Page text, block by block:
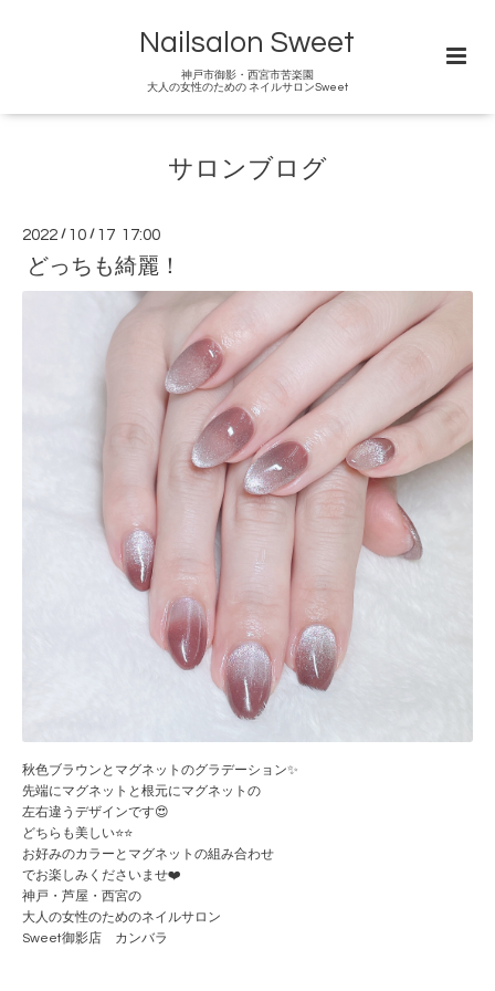
Nailsalon Sweet
神戸市御影・西宮市苦楽園
大人の女性のための ネイルサロンSweet
サロンブログ
2022 / 10 / 17 17:00
どっちも綺麗！
秋色ブラウンとマグネットのグラデーション✨
先端にマグネットと根元にマグネットの
左右違うデザインです😍
どちらも美しい⭐️⭐️
お好みのカラーとマグネットの組み合わせ
でお楽しみくださいませ❤️
神戸・芦屋・西宮の
大人の女性のためのネイルサロン
Sweet御影店 カンバラ